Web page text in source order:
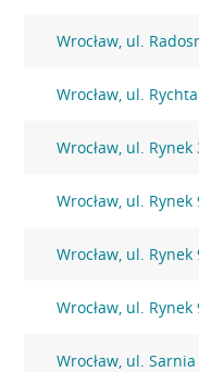
Wrocław, ul.
Wrocław, ul.
Wrocław, ul. Rynek
Wrocław, ul. Rynek
Wrocław, ul. Rynek
Wrocław, ul. Rynek
Wrocław, ul.